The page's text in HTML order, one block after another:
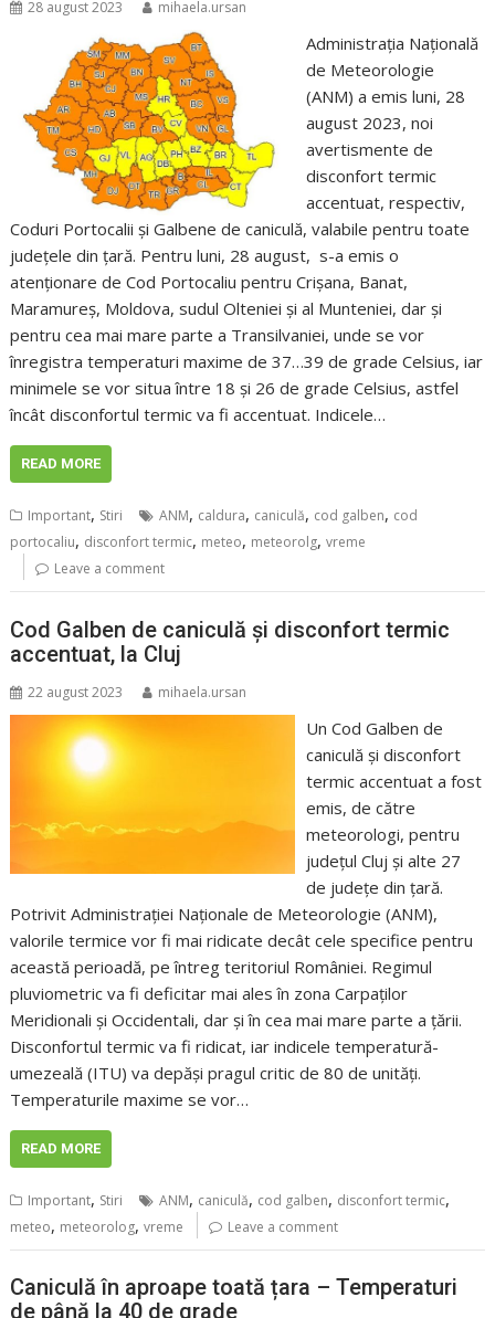
28 august 2023 mihaela.ursan
Administrația Națională
de Meteorologie
(ANM) a emis luni, 28
august 2023, noi
avertismente de
disconfort termic
accentuat, respectiv,
Coduri Portocalii și Galbene de caniculă, valabile pentru toate
județele din țară. Pentru luni, 28 august, s-a emis o
atenționare de Cod Portocaliu pentru Crișana, Banat,
Maramureș, Moldova, sudul Olteniei și al Munteniei, dar și
pentru cea mai mare parte a Transilvaniei, unde se vor
înregistra temperaturi maxime de 37…39 de grade Celsius, iar
minimele se vor situa între 18 și 26 de grade Celsius, astfel
încât disconfortul termic va fi accentuat. Indicele…
READ MORE
Important, Stiri ANM, caldura, caniculă, cod galben, cod
portocaliu, disconfort termic, meteo, meteorolg,vreme
Leave a comment
Cod Galben de caniculă şi disconfort termic
accentuat, la Cluj
22 august 2023 mihaela.ursan
Un Cod Galben de
caniculă şi disconfort
termic accentuat a fost
emis, de către
meteorologi, pentru
județul Cluj și alte 27
de județe din țară.
Potrivit Administrației Naționale de Meteorologie (ANM),
valorile termice vor fi mai ridicate decât cele specifice pentru
această perioadă, pe întreg teritoriul României. Regimul
pluviometric va fi deficitar mai ales în zona Carpaţilor
Meridionali şi Occidentali, dar și în cea mai mare parte a ţării.
Disconfortul termic va fi ridicat, iar indicele temperatură-
umezeală (ITU) va depăşi pragul critic de 80 de unităţi.
Temperaturile maxime se vor…
READ MORE
Important, Stiri ANM, caniculă, cod galben, disconfort termic,
meteo, meteorolog,vreme Leave a comment
Caniculă în aproape toată țara – Temperaturi
de până la 40 de grade